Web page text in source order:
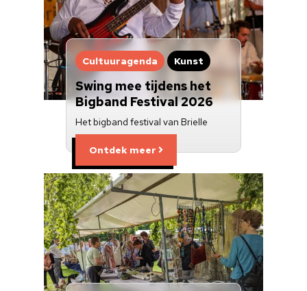
Cultuuragenda Kunst
Swing mee tijdens het
Bigband Festival 2026
Het bigband festival van Brielle
Ontdek meer